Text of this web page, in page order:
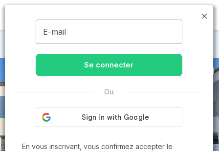
MENU
Maisons de retraite à Saint-Pierre-d'Oléron
E-mail
Se connecter
Ou
En vous inscrivant, vous confirmez accepter le